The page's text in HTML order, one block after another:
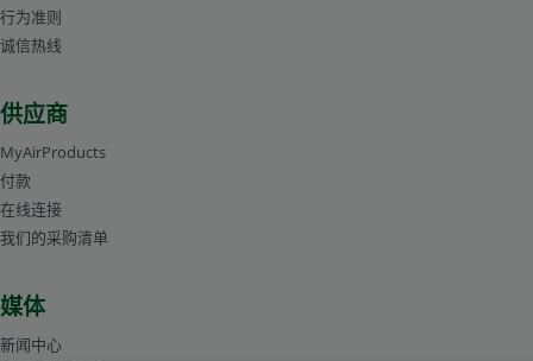
行为准则
诚信热线
供应商
MyAirProducts
付款
在线连接
我们的采购清单
媒体
新闻中心